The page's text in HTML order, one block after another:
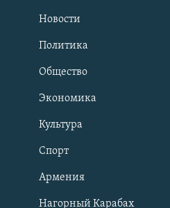
Новости
Политика
Общество
Экономика
Культура
Спорт
Армения
Нагорный Карабах